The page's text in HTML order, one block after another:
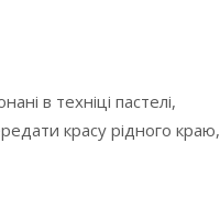
в техніці пастелі,
красу рідного краю,